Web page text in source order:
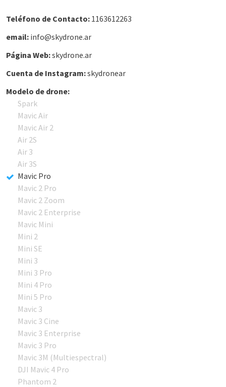
Teléfono de Contacto: 1163612263
email: info@skydrone.ar
Página Web:skydrone.ar
Cuenta de Instagram:skydronear
Modelo de drone:
Spark
Mavic Air
Mavic Air 2
Air 2S
Air 3
Air 3S
Mavic Pro
Mavic 2 Pro
Mavic 2 Zoom
Mavic 2 Enterprise
Mavic Mini
Mini 2
Mini SE
Mini 3
Mini 3 Pro
Mini 4 Pro
Mini 5 Pro
Mavic 3
Mavic 3 Cine
Mavic 3 Enterprise
Mavic 3 Pro
Mavic 3M (Multiespectral)
DJI Mavic 4 Pro
Phantom 2